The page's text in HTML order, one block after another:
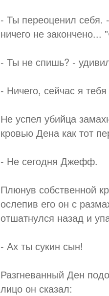
- Ты переоценил
ничего не закончено...
- Ты не спишь? -
- Ничего, сейчас я
Не успел убийца
кровью Дена как тот
- Не сегодня Джефф.
Плюнув собственной
ослепив его он с
отшатнулся назад и
- Ах ты сукин сын!
Разгневанный Ден
лицо он сказал: